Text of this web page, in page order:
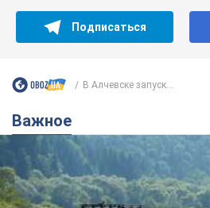
Подписаться
В Алчевске запуск...
Важное